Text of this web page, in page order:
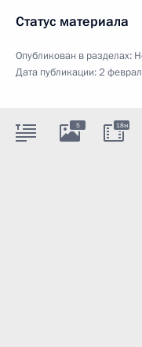
Статус материала
Опубликован в разделах:
Дата публикации:2
5 18м